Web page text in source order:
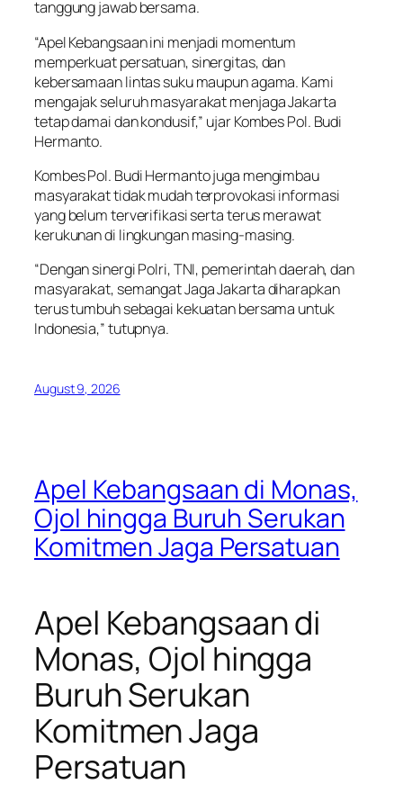
tanggung jawab bersama.
“Apel Kebangsaan ini menjadi momentum
memperkuat persatuan, sinergitas, dan
kebersamaan lintas suku maupun agama. Kami
mengajak seluruh masyarakat menjaga Jakarta
tetap damai dan kondusif,” ujar Kombes Pol. Budi
Hermanto.
Kombes Pol. Budi Hermanto juga mengimbau
masyarakat tidak mudah terprovokasi informasi
yang belum terverifikasi serta terus merawat
kerukunan di lingkungan masing-masing.
“Dengan sinergi Polri, TNI, pemerintah daerah, dan
masyarakat, semangat Jaga Jakarta diharapkan
terus tumbuh sebagai kekuatan bersama untuk
Indonesia,” tutupnya.
August 9, 2026
Apel Kebangsaan di Monas,
Ojol hingga Buruh Serukan
Komitmen Jaga Persatuan
Apel Kebangsaan di
Monas, Ojol hingga
Buruh Serukan
Komitmen Jaga
Persatuan